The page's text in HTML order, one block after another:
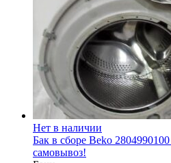
Нет в наличии
Бак в сборе Beko
самовывоз!